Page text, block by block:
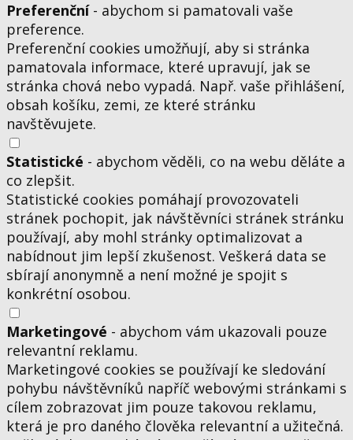
Preferenční- abychom si pamatovali vaše
preference.
Preferenční cookies umožňují, aby si stránka
pamatovala informace, které upravují, jak se
stránka chová nebo vypadá. Např. vaše přihlášení,
obsah košíku, zemi, ze které stránku
navštěvujete.
Statistické - abychom věděli, co na webu děláte a
co zlepšit.
Statistické cookies pomáhají provozovateli
stránek pochopit, jak návštěvníci stránek stránku
používají, aby mohl stránky optimalizovat a
nabídnout jim lepší zkušenost. Veškerá data se
sbírají anonymně a není možné je spojit s
konkrétní osobou.
Marketingové - abychom vám ukazovali pouze
relevantní reklamu.
Marketingové cookies se používají ke sledování
pohybu návštěvníků napříč webovými stránkami s
cílem zobrazovat jim pouze takovou reklamu,
která je pro daného člověka relevantní a užitečná.